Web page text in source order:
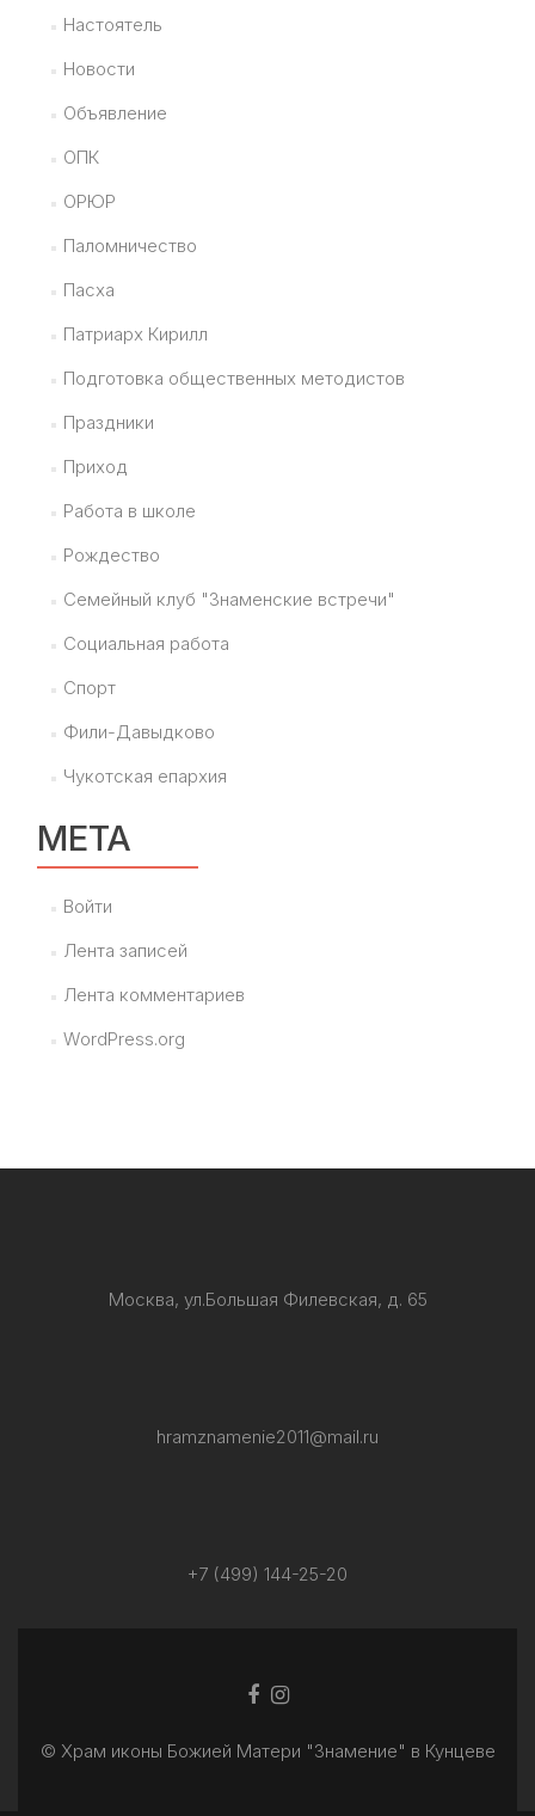
Настоятель
Новости
Объявление
ОПК
ОРЮР
Паломничество
Пасха
Патриарх Кирилл
Подготовка общественных методистов
Праздники
Приход
Работа в школе
Рождество
Семейный клуб "Знаменские встречи"
Социальная работа
Спорт
Фили-Давыдково
Чукотская епархия
МЕТА
Войти
Лента записей
Лента комментариев
WordPress.org
Москва, ул.Большая Филевская, д. 65
hramznamenie2011@mail.ru
+7 (499) 144-25-20
Facebook
Ссылка
© Храм иконы Божией Матери "Знамение" в Кунцеве